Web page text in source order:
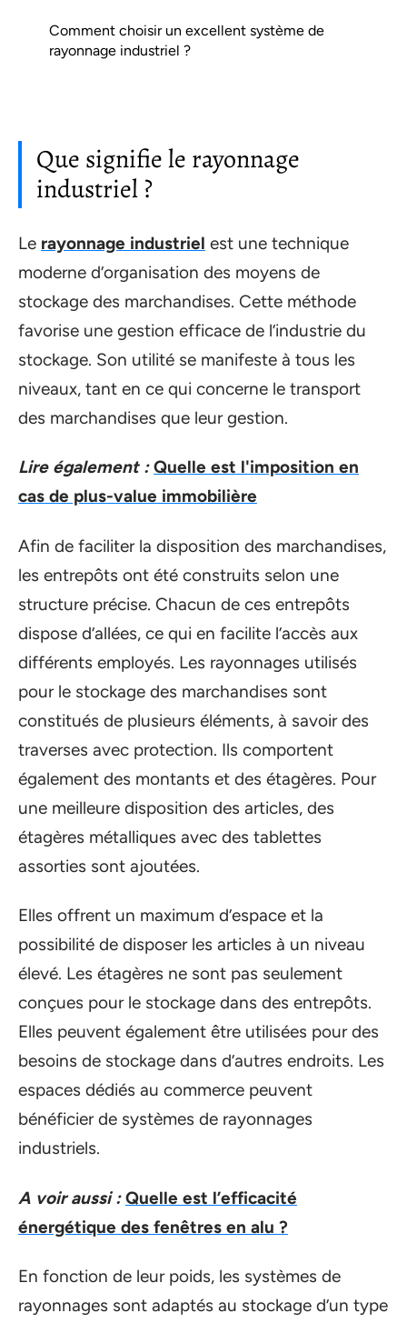
Comment choisir un excellent système de
rayonnage industriel ?
Que signifie le rayonnage
industriel ?
Le rayonnage industriel est une technique
moderne d’organisation des moyens de
stockage des marchandises. Cette méthode
favorise une gestion efficace de l’industrie du
stockage. Son utilité se manifeste à tous les
niveaux, tant en ce qui concerne le transport
des marchandises que leur gestion.
Lire également : Quelle est l'imposition en
cas de plus-value immobilière
Afin de faciliter la disposition des marchandises,
les entrepôts ont été construits selon une
structure précise. Chacun de ces entrepôts
dispose d’allées, ce qui en facilite l’accès aux
différents employés. Les rayonnages utilisés
pour le stockage des marchandises sont
constitués de plusieurs éléments, à savoir des
traverses avec protection. Ils comportent
également des montants et des étagères. Pour
une meilleure disposition des articles, des
étagères métalliques avec des tablettes
assorties sont ajoutées.
Elles offrent un maximum d’espace et la
possibilité de disposer les articles à un niveau
élevé. Les étagères ne sont pas seulement
conçues pour le stockage dans des entrepôts.
Elles peuvent également être utilisées pour des
besoins de stockage dans d’autres endroits. Les
espaces dédiés au commerce peuvent
bénéficier de systèmes de rayonnages
industriels.
A voir aussi : Quelle est l’efficacité
énergétique des fenêtres en alu ?
En fonction de leur poids, les systèmes de
rayonnages sont adaptés au stockage d’un type